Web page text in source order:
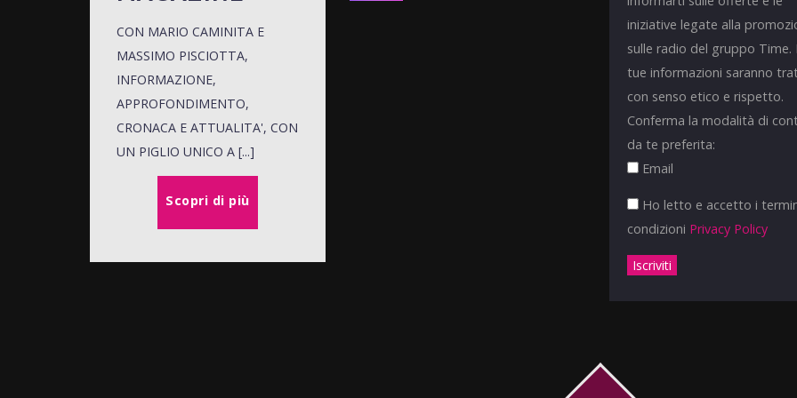
CON MARIO CAMINITA E
MASSIMO PISCIOTTA,
INFORMAZIONE,
APPROFONDIMENTO,
CRONACA E ATTUALITA', CON
UN PIGLIO UNICO A [...]
Scopri di più
iniziative legate alla
sulle radio del gruppo Time.
tue informazioni saranno
con senso etico e rispetto.
Conferma la modalità di
da te preferita:
Email
Ho letto e accetto i
condizioni Privacy Policy